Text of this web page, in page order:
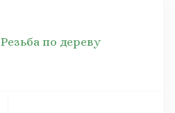
Резьба по дереву